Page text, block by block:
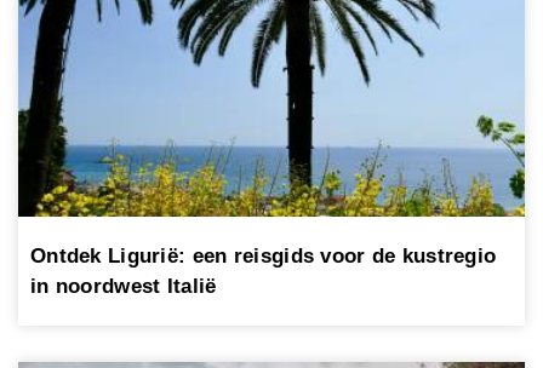
Ontdek Ligurië: een reisgids voor de kustregio
in noordwest Italië